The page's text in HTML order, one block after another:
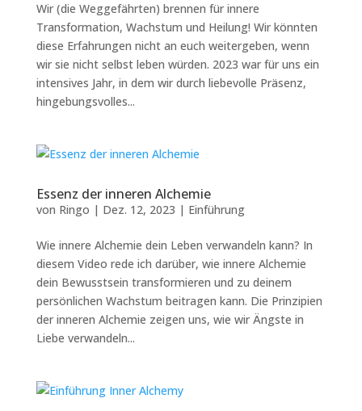
Wir (die Weggefährten) brennen für innere
Transformation, Wachstum und Heilung! Wir könnten
diese Erfahrungen nicht an euch weitergeben, wenn
wir sie nicht selbst leben würden. 2023 war für uns ein
intensives Jahr, in dem wir durch liebevolle Präsenz,
hingebungsvolles...
Essenz der inneren Alchemie
von Ringo | Dez. 12, 2023 | Einführung
Wie innere Alchemie dein Leben verwandeln kann? In
diesem Video rede ich darüber, wie innere Alchemie
dein Bewusstsein transformieren und zu deinem
persönlichen Wachstum beitragen kann. Die Prinzipien
der inneren Alchemie zeigen uns, wie wir Ängste in
Liebe verwandeln...